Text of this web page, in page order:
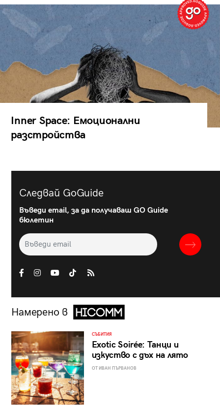
Inner Space: Емоционални
разстройства
Следвай GoGuide
Въведи email, за да получаваш GO Guide
бюлетин
Намерено в
СЪБИТИЯ
Exotic Soirée: Танци и
изкуство с дъх на лято
ОТ ИВАН ПЪРВАНОВ